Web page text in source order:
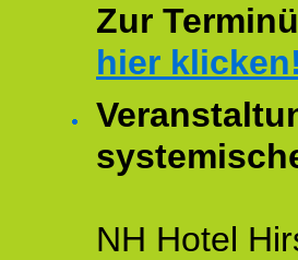
Zur
hier klicken!
NH Hotel